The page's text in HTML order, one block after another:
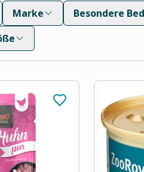
Marke
Besondere